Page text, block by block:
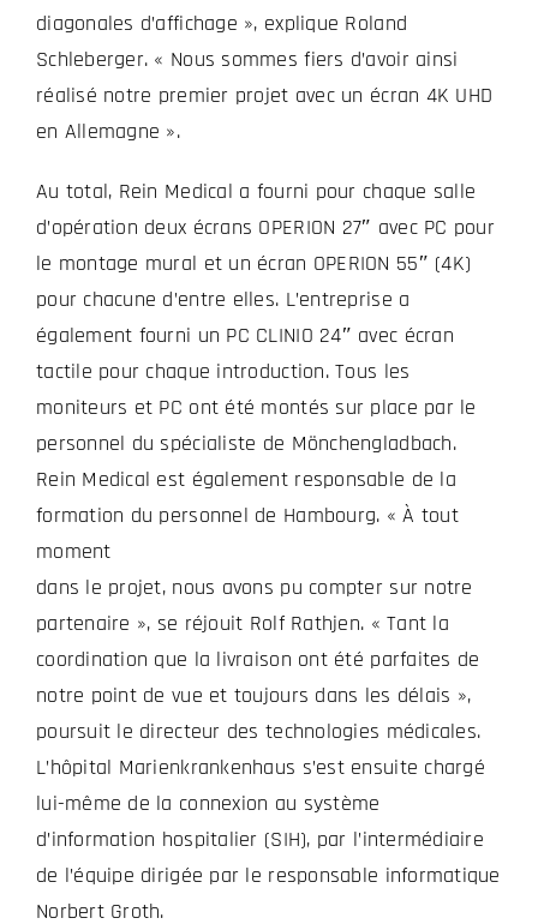
diagonales d’affichage », explique Roland
Schleberger. « Nous sommes fiers d’avoir ainsi
réalisé notre premier projet avec un écran 4K UHD
en Allemagne ».
Au total, Rein Medical a fourni pour chaque salle
d’opération deux écrans OPERION 27″ avec PC pour
le montage mural et un écran OPERION 55″ (4K)
pour chacune d’entre elles. L’entreprise a
également fourni un PC CLINIO 24″ avec écran
tactile pour chaque introduction. Tous les
moniteurs et PC ont été montés sur place par le
personnel du spécialiste de Mönchengladbach.
Rein Medical est également responsable de la
formation du personnel de Hambourg. « À tout
moment
dans le projet, nous avons pu compter sur notre
partenaire », se réjouit Rolf Rathjen. « Tant la
coordination que la livraison ont été parfaites de
notre point de vue et toujours dans les délais »,
poursuit le directeur des technologies médicales.
L’hôpital Marienkrankenhaus s’est ensuite chargé
lui-même de la connexion au système
d’information hospitalier (SIH), par l’intermédiaire
de l’équipe dirigée par le responsable informatique
Norbert Groth.